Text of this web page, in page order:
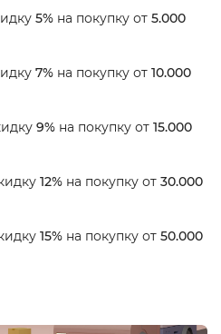
5% на покупку от 5.000
7% на покупку от 10.000
9% на покупку от 15.000
12% на покупку от 30.000
15% на покупку от 50.000